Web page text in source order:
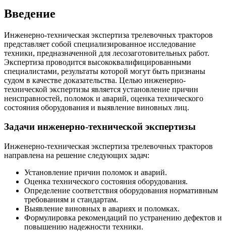
Введение
Инженерно-техническая экспертиза трелевочных тракторов
представляет собой специализированное исследование
техники, предназначенной для лесозаготовительных работ.
Экспертиза проводится высококвалифицированными
специалистами, результаты которой могут быть признаны
судом в качестве доказательства. Целью инженерно-
технической экспертизы является установление причин
неисправностей, поломок и аварий, оценка технического
состояния оборудования и выявление виновных лиц.
Задачи инженерно-технической экспертизы
Инженерно-техническая экспертиза трелевочных тракторов
направлена на решение следующих задач:
Установление причин поломок и аварий.
Оценка технического состояния оборудования.
Определение соответствия оборудования нормативным
требованиям и стандартам.
Выявление виновных в авариях и поломках.
Формулировка рекомендаций по устранению дефектов и
повышению надежности техники.